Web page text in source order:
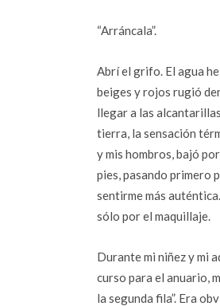
“Arráncala”.
Abrí el grifo. El agua
beiges y rojos rugió
llegar a las
tierra, la sensación
y mis hombros, bajó
pies, pasando primero
sentirme más
sólo por el maquillaje.
Durante mi niñez y mi
curso para el anuario,
la segunda fila”. Era